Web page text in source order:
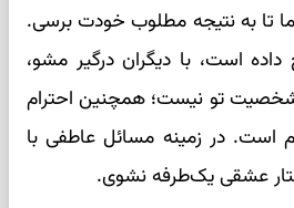
تا به نتیجه مطلوب خودت برسی.
داده است، با دیگران درگیر مشو،
شخصیت تو نیست؛ همچنین احترام
است. در زمینه مسائل عاطفی با
عشقی یک‌طرفه نشوی.